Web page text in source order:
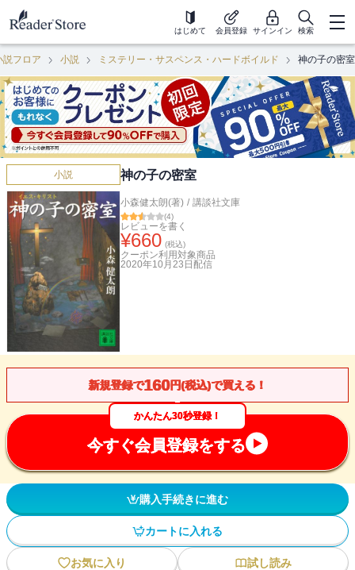
はじめて 会員登録 サインイン 検索
説フロア 小説 ミステリー・サスペンス・ハードボイルド 神の子の密室
小説 神の子の密室
小森健太朗(著) / 講談社文庫
(4)
レビューを書く
¥660 (税込)
クーポン利用対象商品
2020年10月23日 配信
新規登録で160円(税込)で買える！
かんたん30秒登録！
今すぐ会員登録をする
購入手続きに進む
カートに入れる
お気に入り 試し読み